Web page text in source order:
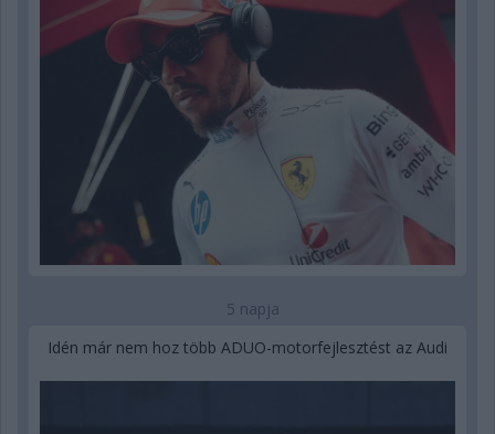
5 napja
Idén már nem hoz több ADUO-motorfejlesztést az Audi